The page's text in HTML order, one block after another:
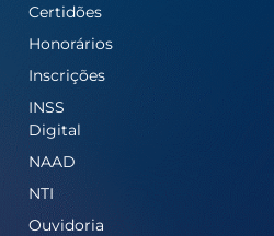
Certidões
Honorários
Inscrições
INSS
Digital
NAAD
NTI
Ouvidoria